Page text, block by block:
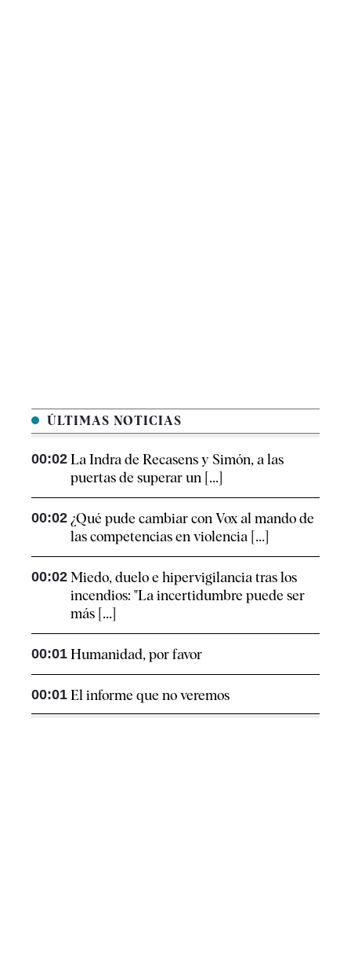
ÚLTIMAS NOTICIAS
00:02 La Indra de Recasens y Simón, a las
puertas de superar un [...]
00:02 ¿Qué pude cambiar con Vox al mando de
las competencias en violencia [...]
00:02 Miedo, duelo e hipervigilancia tras los
incendios: "La incertidumbre puede ser
más [...]
00:01 Humanidad, por favor
00:01 El informe que no veremos